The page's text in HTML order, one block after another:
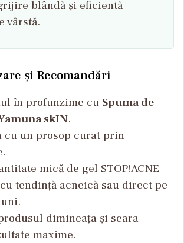
blândă și eficientă
vârstă.
și Recomandări
în profunzime cu Spuma de
skIN.
cu un prosop curat prin
mică de gel STOP!ACNE
tendință acneică sau direct pe
dimineața și seara
maxime.